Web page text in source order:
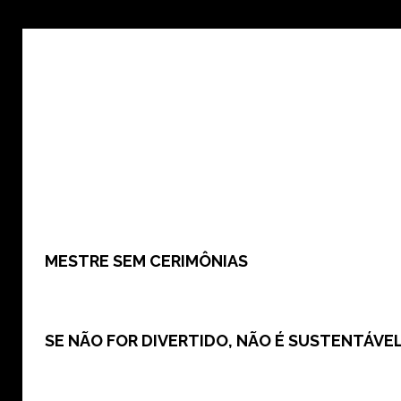
MESTRE SEM CERIMÔNIAS
SE NÃO FOR DIVERTIDO, NÃO É